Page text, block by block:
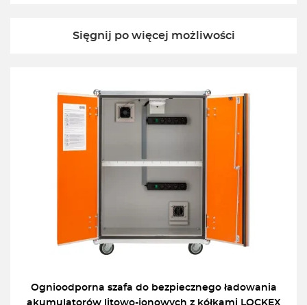
Sięgnij po więcej możliwości
Ognioodporna szafa do bezpiecznego ładowania
akumulatorów litowo-jonowych z kółkami LOCKEX